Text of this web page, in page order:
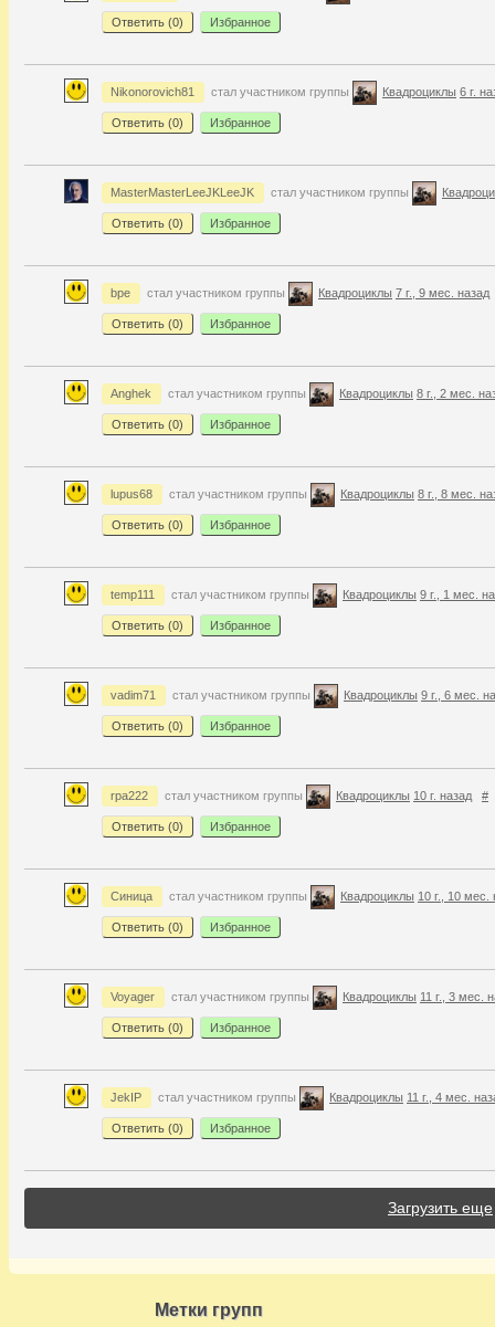
Ответить (0) Избранное
Nikonorovich81 стал участником группы Квадроциклы 6 г.
Ответить (0) Избранное
MasterMasterLeeJKLeeJK стал участником группы
Ответить (0) Избранное
bpe стал участником группы Квадроциклы 7 г., 9 мес. назад
Ответить (0) Избранное
Anghek стал участником группы Квадроциклы 8 г., 2 мес.
Ответить (0) Избранное
lupus68 стал участником группы Квадроциклы 8 г., 8 мес.
Ответить (0) Избранное
temp111 стал участником группы Квадроциклы 9 г., 1 мес.
Ответить (0) Избранное
vadim71 стал участником группы Квадроциклы 9 г., 6 мес.
Ответить (0) Избранное
rpa222 стал участником группы Квадроциклы 10 г. назад #
Ответить (0) Избранное
Синица стал участником группы Квадроциклы 10 г., 10 мес.
Ответить (0) Избранное
Voyager стал участником группы Квадроциклы 11 г., 3 мес.
Ответить (0) Избранное
JekIP стал участником группы Квадроциклы 11 г., 4 мес.
Ответить (0) Избранное
Загрузить еще
Метки групп